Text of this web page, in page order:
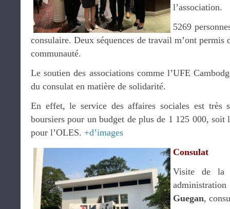
l’association.
5269
consulaire. Deux séquences de travail m’ont permis
communauté.
Le soutien des associations comme l’UFE
du consulat en matière de solidarité.
En effet, le service des affaires sociales est très
boursiers pour un budget de plus de 1 125 000, soit
pour l’OLES. +d’images
Consulat
Visite de la
Guegan,